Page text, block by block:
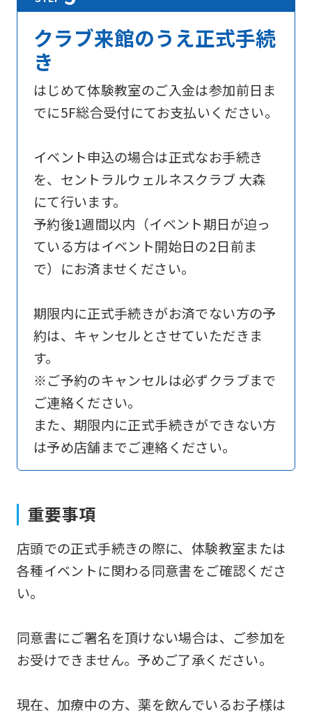
クラブ来館のうえ正式手続
き
はじめて体験教室のご入金は参加前日ま
でに5F総合受付にてお支払いください。
イベント申込の場合は正式なお手続き
を、セントラルウェルネスクラブ 大森
にて行います。
予約後1週間以内（イベント期日が迫っ
ている方はイベント開始日の2日前ま
で）にお済ませください。
期限内に正式手続きがお済でない方の予
約は、キャンセルとさせていただきま
す。
※ご予約のキャンセルは必ずクラブまで
ご連絡ください。
また、期限内に正式手続きができない方
は予め店舗までご連絡ください。
重要事項
店頭での正式手続きの際に、体験教室または
各種イベントに関わる同意書をご確認くださ
い。
同意書にご署名を頂けない場合は、ご参加を
お受けできません。予めご了承ください。
現在、加療中の方、薬を飲んでいるお子様は
foreigners
Sports
official
website
is
automatically
translated
into
English.
Click
the
link
below
(start
automatic
translation)
to
return
to
However,
if
an
automatic
service,